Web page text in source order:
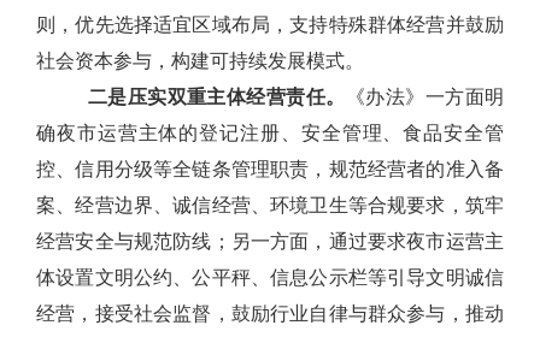
则，优先选择适宜区域布局，支持特殊群体经营并鼓励
社会资本参与，构建可持续发展模式。
二是压实双重主体经营责任。
《办法》一方面明
确夜市运营主体的登记注册、安全管理、食品安全管
控、信用分级等全链条管理职责，规范经营者的准入备
案、经营边界、诚信经营、环境卫生等合规要求，筑牢
经营安全与规范防线；另一方面，通过要求夜市运营主
体设置文明公约、公平秤、信息公示栏等引导文明诚信
经营，接受社会监督，鼓励行业自律与群众参与，推动